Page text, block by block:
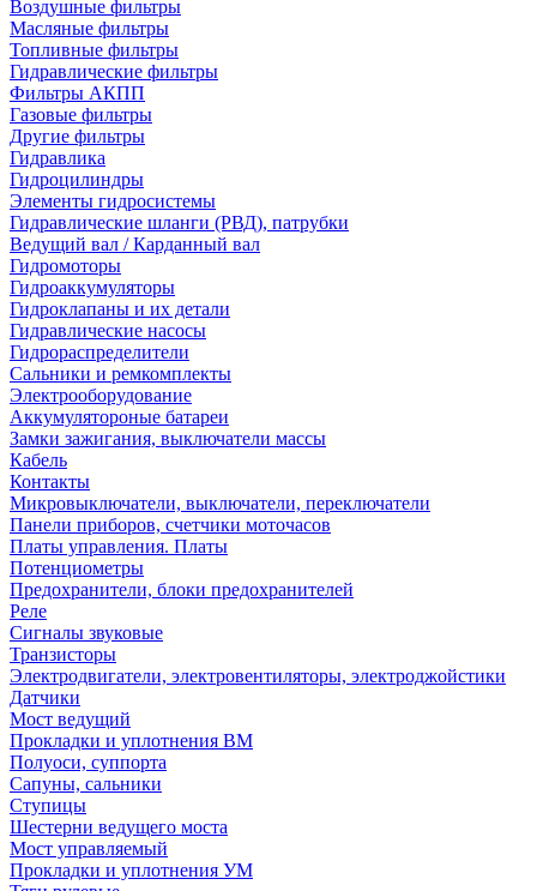
Воздушные фильтры
Масляные фильтры
Топливные фильтры
Гидравлические фильтры
Фильтры АКПП
Газовые фильтры
Другие фильтры
Гидравлика
Гидроцилиндры
Элементы гидросистемы
Гидравлические шланги (РВД), патрубки
Ведущий вал / Карданный вал
Гидромоторы
Гидроаккумуляторы
Гидроклапаны и их детали
Гидравлические насосы
Гидрораспределители
Сальники и ремкомплекты
Электрооборудование
Аккумулятороные батареи
Замки зажигания, выключатели массы
Кабель
Контакты
Микровыключатели, выключатели, переключатели
Панели приборов, счетчики моточасов
Платы управления. Платы
Потенциометры
Предохранители, блоки предохранителей
Реле
Сигналы звуковые
Транзисторы
Электродвигатели, электровентиляторы, электроджойстики
Датчики
Мост ведущий
Прокладки и уплотнения ВМ
Полуоси, суппорта
Сапуны, сальники
Ступицы
Шестерни ведущего моста
Мост управляемый
Прокладки и уплотнения УМ